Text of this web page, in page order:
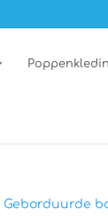
Geborduurde